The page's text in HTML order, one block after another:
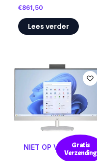
€861,50
Lees verder
Gratis
Verzending
NIET OP VOORRAAD